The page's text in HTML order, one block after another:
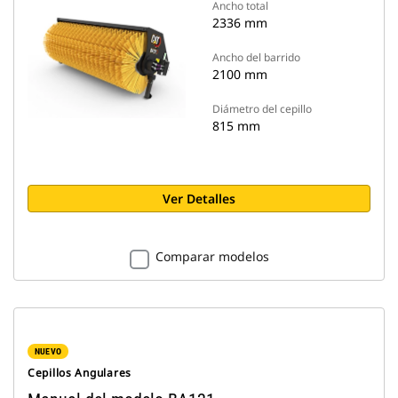
Ancho total
2336 mm
Ancho del barrido
2100 mm
Diámetro del cepillo
815 mm
Ver Detalles
Comparar modelos
NUEVO
Cepillos Angulares